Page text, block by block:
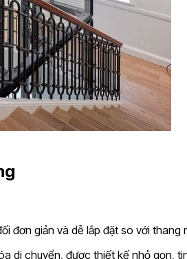
đơn giản và dễ lắp đặt so với
di chuyển, được thiết kế nhỏ gọn,